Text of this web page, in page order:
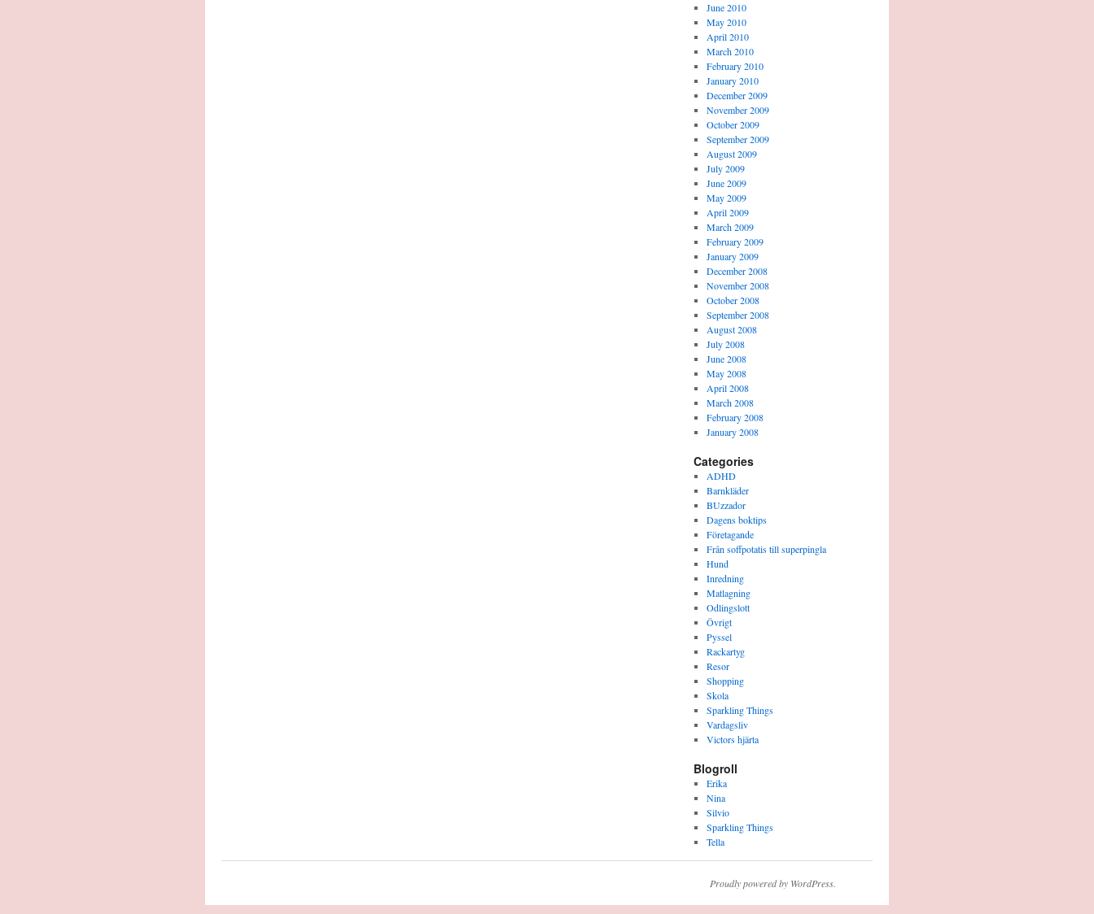
June 2010
May 2010
April 2010
March 2010
February 2010
January 2010
December 2009
November 2009
October 2009
September 2009
August 2009
July 2009
June 2009
May 2009
April 2009
March 2009
February 2009
January 2009
December 2008
November 2008
October 2008
September 2008
August 2008
July 2008
June 2008
May 2008
April 2008
March 2008
February 2008
January 2008
Categories
ADHD
Barnkläder
BUzzador
Dagens boktips
Företagande
Från soffpotatis till superpingla
Hund
Inredning
Matlagning
Odlingslott
Övrigt
Pyssel
Rackartyg
Resor
Shopping
Skola
Sparkling Things
Vardagsliv
Victors hjärta
Blogroll
Erika
Nina
Silvio
Sparkling Things
Tella
Proudly powered by WordPress.